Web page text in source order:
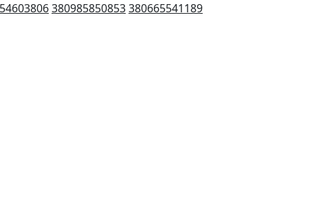
380985850853380665541189